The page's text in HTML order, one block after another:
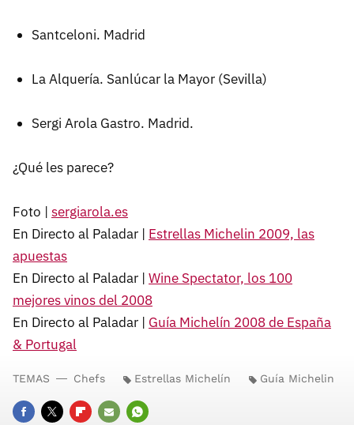
Santceloni. Madrid
La Alquería. Sanlúcar la Mayor (Sevilla)
Sergi Arola Gastro. Madrid.
¿Qué les parece?
Foto | sergiarola.es
En Directo al Paladar | Estrellas Michelin 2009, las
apuestas
En Directo al Paladar | Wine Spectator, los 100
mejores vinos del 2008
En Directo al Paladar | Guía Michelín 2008 de España
& Portugal
TEMAS Chefs Estrellas Michelín Guía Michelin